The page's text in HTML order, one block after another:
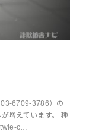
6709-3786）の
増えています。 種
c…